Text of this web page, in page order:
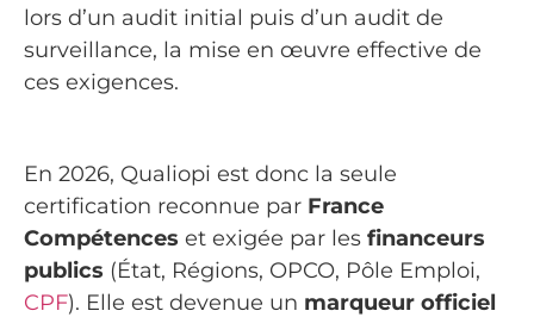
lors d’un audit initial puis d’un audit de
surveillance, la mise en œuvre effective de
ces exigences.
En 2026, Qualiopi est donc la seule
certification reconnue par France
Compétences et exigée par les financeurs
publics (État, Régions, OPCO, Pôle Emploi,
CPF). Elle est devenue un marqueur officiel